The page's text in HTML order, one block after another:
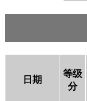
日期
等级
分